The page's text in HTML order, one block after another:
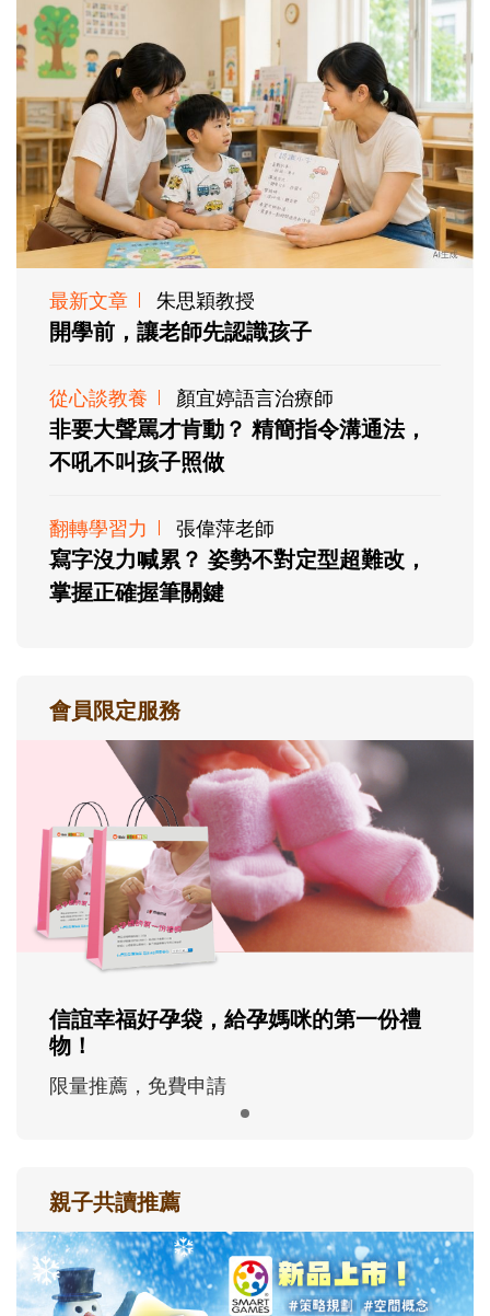
最新文章 朱思穎教授
開學前，讓老師先認識孩子
從心談教養 顏宜婷語言治療師
非要大聲罵才肯動？ 精簡指令溝通法，
不吼不叫孩子照做
翻轉學習力 張偉萍老師
寫字沒力喊累？ 姿勢不對定型超難改，
掌握正確握筆關鍵
會員限定服務
信誼幸福好孕袋，給孕媽咪的第一份禮
物！
限量推薦，免費申請
親子共讀推薦